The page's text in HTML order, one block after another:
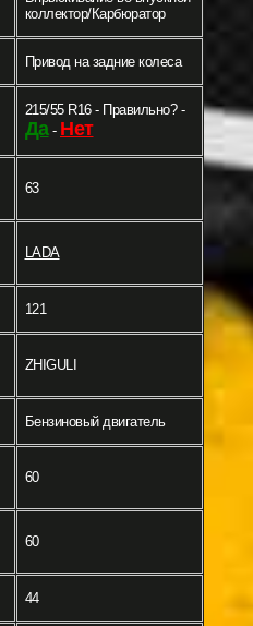
коллектор/Карбюратор
Привод на задние колеса
215/55 R16 - Правильно? -
Да- Нет
63
LADA
121
ZHIGULI
Бензиновый двигатель
60
60
44